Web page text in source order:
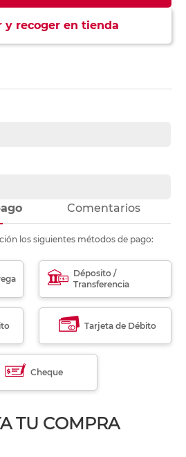
y recoger en tienda
Comentarios
los siguientes métodos de pago:
Déposito /
Transferencia
Tarjeta de Débito
Cheque
TU COMPRA